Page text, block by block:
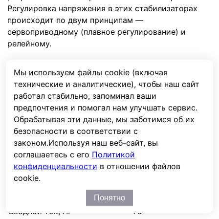
Мы используем файлы cookie (включая
технические и аналитические), чтобы наш сайт
работал стабильно, запоминал ваши
предпочтения и помогал нам улучшать сервис.
Обрабатывая эти данные, мы заботимся об их
безопасности в соответствии с
законом.Используя наш веб-сайт, вы
соглашаетесь с его Политикой
конфиденциальности в отношении файлов
cookie.
Понятно
Регулировка напряжения в этих стабилизаторах
происходит по двум принципам —
сервоприводному (плавное регулирование) и
релейному.
Характеристики
Мощность пиковая /
максимальная, кВА
15
Мощность пиковая /
максимальная, кВт
15
Кол-во фаз, вх. : вых.
1:1
Вх. напряжение мин., В
105
Вх. напряжение макс., В
280
Входной ток, А.
75